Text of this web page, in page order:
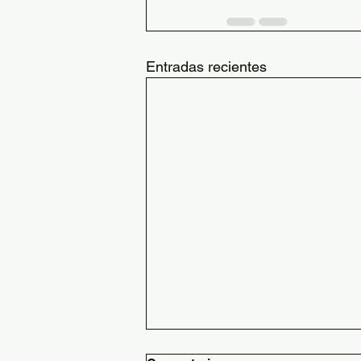
Entradas recientes